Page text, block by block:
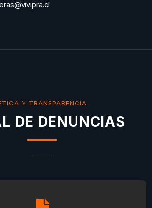
Y TRANSPARENCIA
DE DENUNCIAS